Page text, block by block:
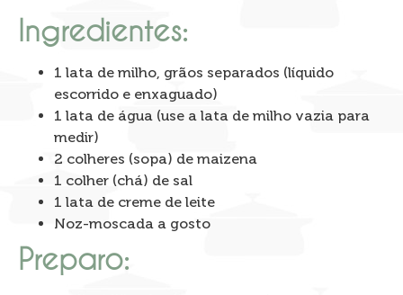
Ingredientes:
1 lata de milho, grãos separados (líquido
escorrido e enxaguado)
1 lata de água (use a lata de milho vazia para
medir)
2 colheres (sopa) de maizena
1 colher (chá) de sal
1 lata de creme de leite
Noz-moscada a gosto
Preparo: